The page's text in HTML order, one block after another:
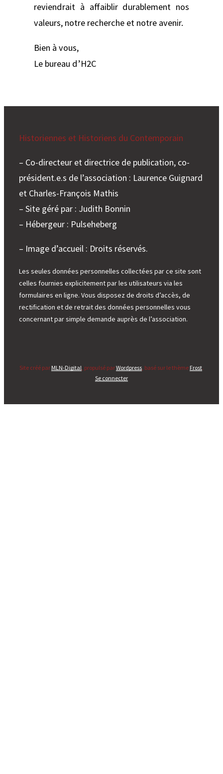
reviendrait à affaiblir durablement nos
valeurs, notre recherche et notre avenir.
Bien à vous,
Le bureau d’H2C
Historiennes et Historiens du Contemporain
– Co-directeur et directrice de publication, co-
président.e.s de l’association : Laurence Guignard
et Charles-François Mathis
– Site géré par : Judith Bonnin
– Hébergeur : Pulseheberg
– Image d’accueil : Droits réservés.
Les seules données personnelles collectées par ce site sont
celles fournies explicitement par les utilisateurs via les
formulaires en ligne. Vous disposez de droits d’accès, de
rectification et de retrait des données personnelles vous
concernant par simple demande auprès de l’association.
Site créé par MLN-Digital , propulsé parWordpress , basé sur le thème Frost.
Se connecter